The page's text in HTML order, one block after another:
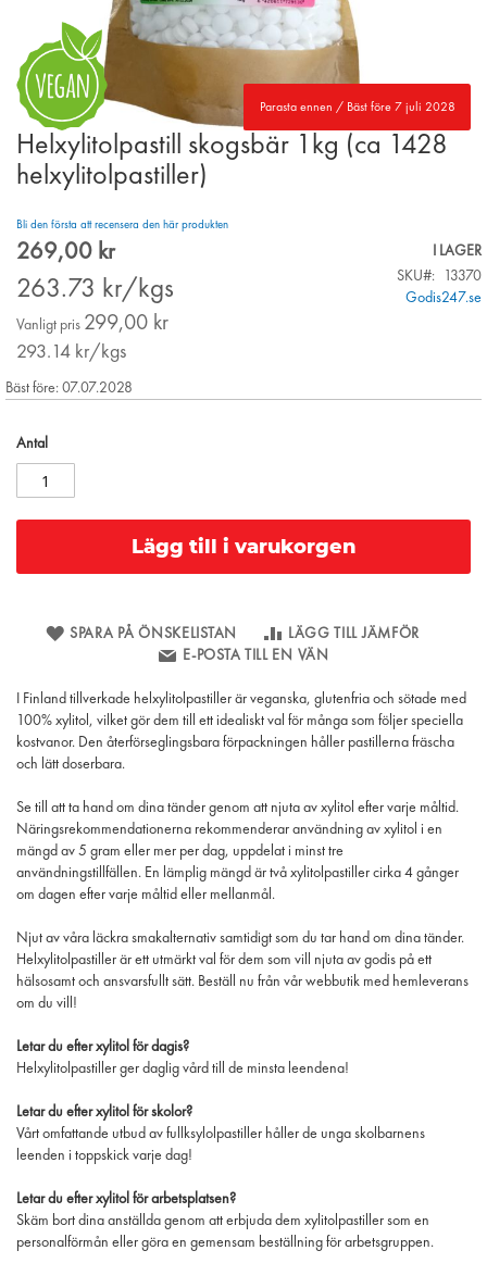
Parasta ennen / Bäst före 7 juli 2028
Skip
to
the
of
the
gallery
Helxylitolpastill skogsbär 1kg (ca 1428
helxylitolpastiller)
Bli den första att recensera den här produkten
Special
269,00 kr
263.73 kr/kgs
Vanligt pris 299,00 kr
293.14 kr/kgs
I LAGER
SKU
13370
Godis247.se
Bäst före: 07.07.2028
Antal
Lägg till i varukorgen
SPARA PÅ ÖNSKELISTAN
LÄGG TILL JÄMFÖR
E-POSTA TILL EN VÄN
I Finland tillverkade helxylitolpastiller är veganska, glutenfria och sötade med
100% xylitol, vilket gör dem till ett idealiskt val för många som följer speciella
kostvanor. Den återförseglingsbara förpackningen håller pastillerna fräscha
och lätt doserbara.
Se till att ta hand om dina tänder genom att njuta av xylitol efter varje måltid.
Näringsrekommendationerna rekommenderar användning av xylitol i en
mängd av 5 gram eller mer per dag, uppdelat i minst tre
användningstillfällen. En lämplig mängd är två xylitolpastiller cirka 4 gånger
om dagen efter varje måltid eller mellanmål.
Njut av våra läckra smakalternativ samtidigt som du tar hand om dina tänder.
Helxylitolpastiller är ett utmärkt val för dem som vill njuta av godis på ett
hälsosamt och ansvarsfullt sätt. Beställ nu från vår webbutik med hemleverans
om du vill!
Letar du efter xylitol för dagis?
Helxylitolpastiller ger daglig vård till de minsta leendena!
Letar du efter xylitol för skolor?
Vårt omfattande utbud av fullksylolpastiller håller de unga skolbarnens
leenden i toppskick varje dag!
Letar du efter xylitol för arbetsplatsen?
Skäm bort dina anställda genom att erbjuda dem xylitolpastiller som en
personalförmån eller göra en gemensam beställning för arbetsgruppen.